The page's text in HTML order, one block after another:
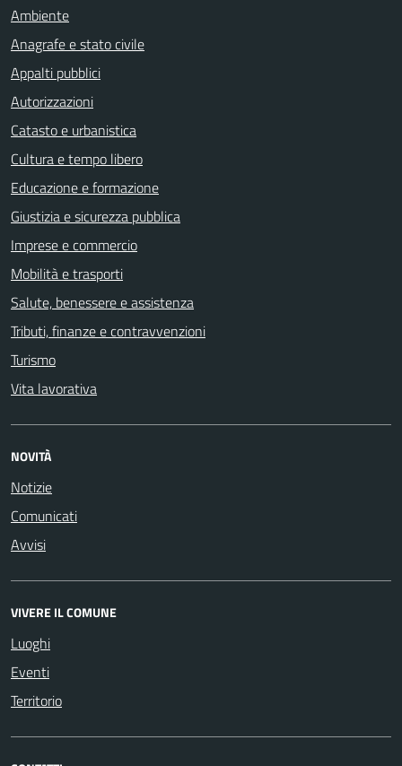
Ambiente
Anagrafe e stato civile
Appalti pubblici
Autorizzazioni
Catasto e urbanistica
Cultura e tempo libero
Educazione e formazione
Giustizia e sicurezza pubblica
Imprese e commercio
Mobilità e trasporti
Salute, benessere e assistenza
Tributi, finanze e contravvenzioni
Turismo
Vita lavorativa
NOVITÀ
Notizie
Comunicati
Avvisi
VIVERE IL COMUNE
Luoghi
Eventi
Territorio